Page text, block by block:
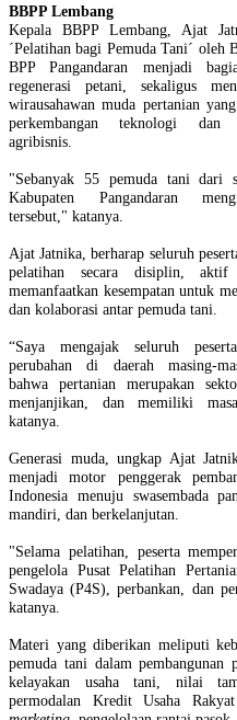
BBPP Lembang
Kepala BBPP Lembang, Ajat
´Pelatihan bagi Pemuda Tani´ oleh
BPP Pangandaran menjadi
regenerasi petani, sekaligus
wirausahawan muda pertanian
perkembangan teknologi dan
agribisnis.
"Sebanyak 55 pemuda tani dari
Kabupaten Pangandaran
tersebut," katanya.
Ajat Jatnika, berharap seluruh
pelatihan secara disiplin, aktif
memanfaatkan kesempatan untuk
dan kolaborasi antar pemuda tani.
“Saya mengajak seluruh
perubahan di daerah masing-
bahwa pertanian merupakan
menjanjikan, dan memiliki
katanya.
Generasi muda, ungkap Ajat
menjadi motor penggerak
Indonesia menuju swasembada
mandiri, dan berkelanjutan.
"Selama pelatihan, peserta
pengelola Pusat Pelatihan
Swadaya (P4S), perbankan, dan
katanya.
Materi yang diberikan meliputi
pemuda tani dalam pembangunan
kelayakan usaha tani, nilai
permodalan Kredit Usaha